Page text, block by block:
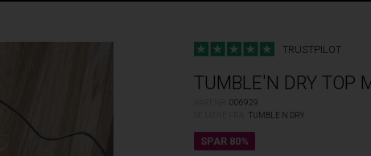
TRUSTPILOT
TUMBLE'N DRY TOP
006929
TUMBLE N DRY